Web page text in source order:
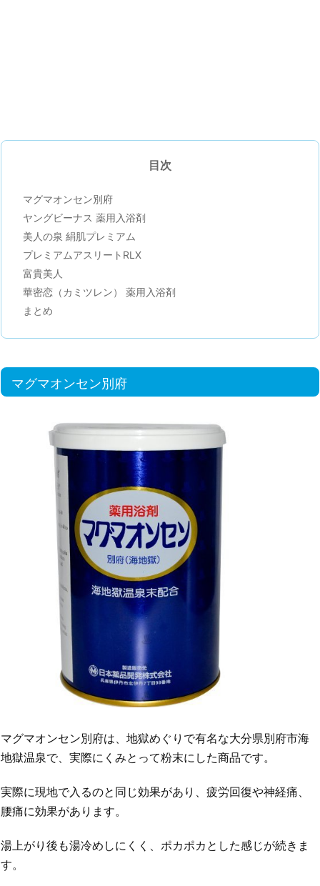
目次
マグマオンセン別府
ヤングビーナス 薬用入浴剤
美人の泉 絹肌プレミアム
プレミアムアスリートRLX
富貴美人
華密恋（カミツレン） 薬用入浴剤
まとめ
マグマオンセン別府
マグマオンセン別府は、地獄めぐりで有名な大分県別府市海
地獄温泉で、実際にくみとって粉末にした商品です。
実際に現地で入るのと同じ効果があり、疲労回復や神経痛、
腰痛に効果があります。
湯上がり後も湯冷めしにくく、ポカポカとした感じが続きま
す。